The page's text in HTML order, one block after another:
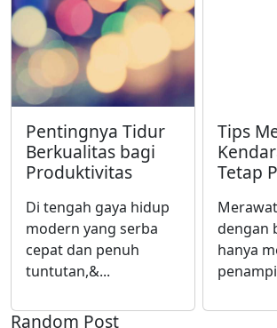
Pentingnya Tidur
Berkualitas bagi
Produktivitas
Di tengah gaya hidup
modern yang serba
cepat dan penuh
tuntutan,&...
Tips
Tetap
dengan
hanya
Random Post